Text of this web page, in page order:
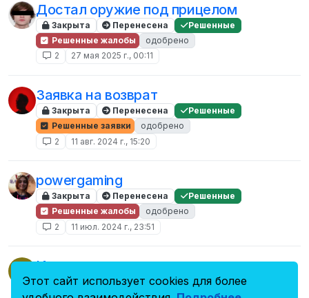
Достал оружие под прицелом
Закрыта Перенесена
Решенные
Решенные жалобы
одобрено
2
27 мая 2025 г., 00:11
Заявка на возврат
Закрыта Перенесена
Решенные
Решенные заявки
одобрено
2
11 авг. 2024 г., 15:20
powergaming
Закрыта Перенесена
Решенные
Решенные жалобы
одобрено
2
11 июл. 2024 г., 23:51
Игнорирование отыгровок, потом
абузил, двери, игнорировал мой глок а
Этот сайт использует cookies для более